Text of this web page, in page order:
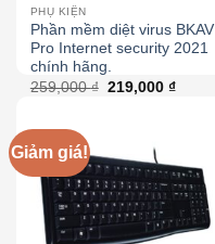
PHỤ KIỆN
Phần mềm diệt virus BKAV
Pro Internet security 2021
chính hãng.
259,000₫ 219,000 ₫
Giảm giá!